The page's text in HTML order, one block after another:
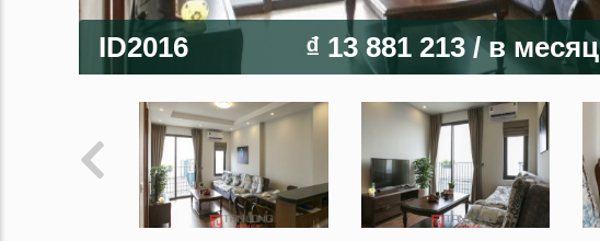
ID2016 ₫ 13 881 213/ в месяц